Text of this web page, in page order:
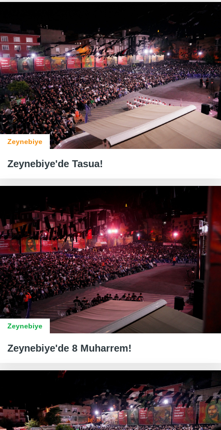
Zeynebiye
Zeynebiye'de Tasua!
Zeynebiye
Zeynebiye'de 8 Muharrem!